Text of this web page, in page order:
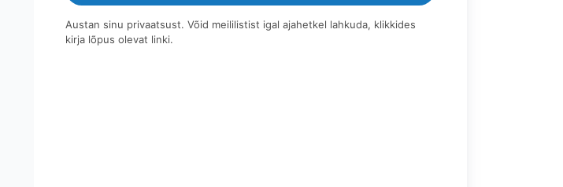
Austan sinu privaatsust. Võid meililistist igal ajahetkel lahkuda, klikkides
kirja lõpus olevat linki.